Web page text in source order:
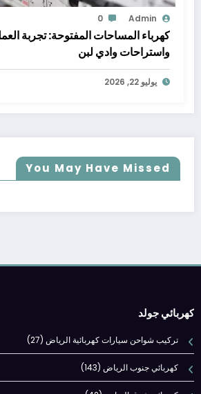
Admin
0
كهرباء المساحات المفتوحة: تجربة
واستراحات وادي لبن
يوليو 22, 2026
You May Have Missed
كهربائي جولد
تركيب شواحن سيارات كهربائية الرياض (27)
كهربائي جنوب الرياض (143)